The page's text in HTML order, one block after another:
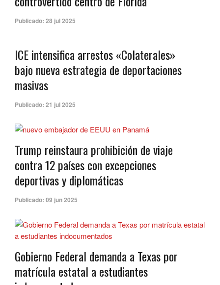
Publicado: 28 jul 2025
ICE intensifica arrestos «Colaterales»
bajo nueva estrategia de deportaciones
masivas
Publicado: 21 jul 2025
Trump reinstaura prohibición de viaje
contra 12 países con excepciones
deportivas y diplomáticas
Publicado: 09 jun 2025
Gobierno Federal demanda a Texas por
matrícula estatal a estudiantes